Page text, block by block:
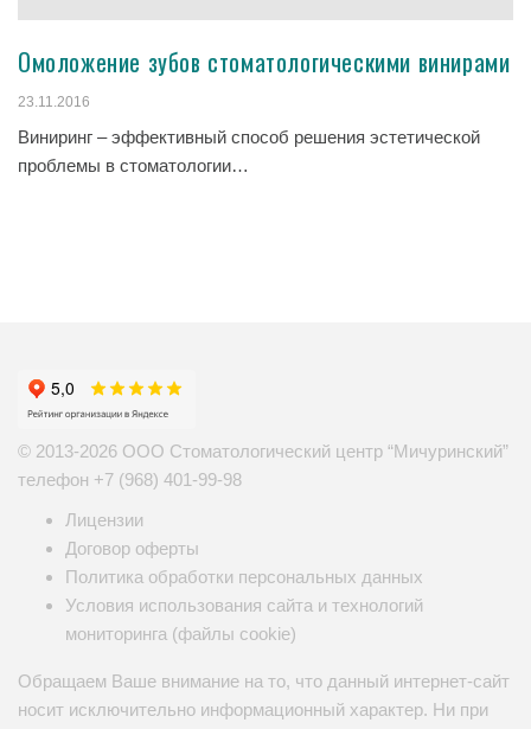
Омоложение зубов стоматологическими винирами
23.11.2016
Виниринг – эффективный способ решения эстетической
проблемы в стоматологии…
© 2013-2026 ООО Стоматологический центр “Мичуринский”
телефон +7 (968) 401-99-98
Лицензии
Договор оферты
Политика обработки персональных данных
Условия использования сайта и технологий
мониторинга (файлы cookie)
Обращаем Ваше внимание на то, что данный интернет-сайт
носит исключительно информационный характер. Ни при